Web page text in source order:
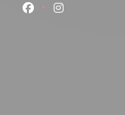
Facebook ((apre
Instagram